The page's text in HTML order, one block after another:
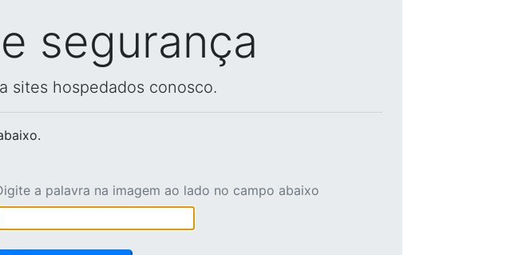
segurança
sites hospedados conosco.
a palavra na imagem ao lado no campo abaixo